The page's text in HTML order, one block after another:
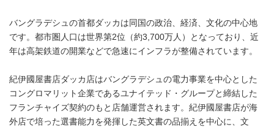
バングラデシュの首都ダッカは同国の政治、経済、文化の中心地
です。都市圏人口は世界第2位（約3,700万人）となっており、近
年は高架鉄道の開業などで急速にインフラが整備されています。
紀伊國屋書店ダッカ店はバングラデシュの電力事業を中心とした
コングロマリット企業であるユナイテッド・グループと締結した
フランチャイズ契約のもと店舗運営されます。紀伊國屋書店が海
外店で培った選書能力を発揮した英文書の品揃えを中心に、文